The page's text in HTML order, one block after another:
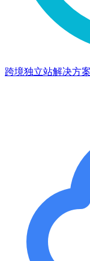
跨境独立站解决方案